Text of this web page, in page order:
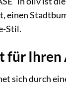
einen
Stil.
für Ihren
sich durch